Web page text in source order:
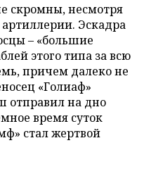
скромны, несмотря
Эскадра
– «большие
этого типа за всю
причем далеко не
«Голиаф»
отправил на дно
время суток
стал жертвой